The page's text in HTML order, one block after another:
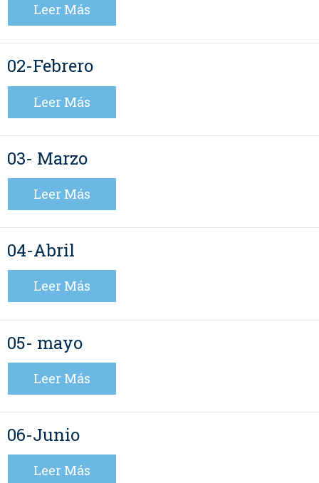
Leer Más
02-Febrero
Leer Más
03- Marzo
Leer Más
04-Abril
Leer Más
05- mayo
Leer Más
06-Junio
Leer Más